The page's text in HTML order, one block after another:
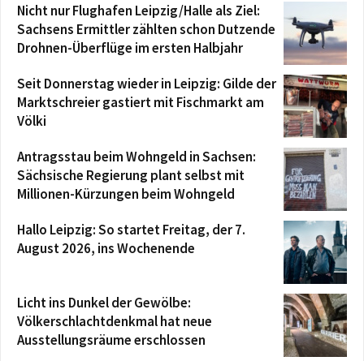
Nicht nur Flughafen Leipzig/Halle als Ziel:
Sachsens Ermittler zählten schon Dutzende
Drohnen-Überflüge im ersten Halbjahr
Seit Donnerstag wieder in Leipzig: Gilde der
Marktschreier gastiert mit Fischmarkt am
Völki
Antragsstau beim Wohngeld in Sachsen:
Sächsische Regierung plant selbst mit
Millionen-Kürzungen beim Wohngeld
Hallo Leipzig: So startet Freitag, der 7.
August 2026, ins Wochenende
Licht ins Dunkel der Gewölbe:
Völkerschlachtdenkmal hat neue
Ausstellungsräume erschlossen